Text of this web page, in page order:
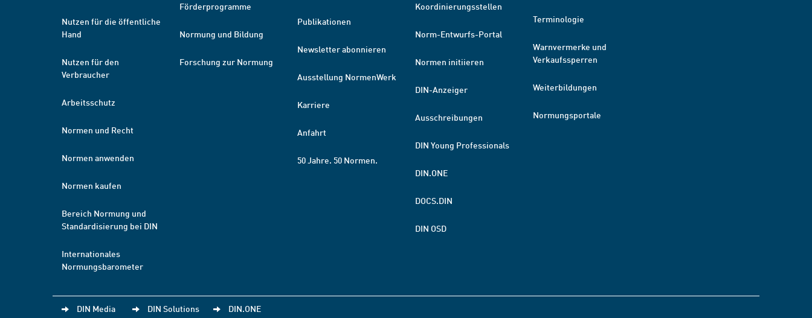
Nutzen für die öffentliche
Hand
Nutzen für den
Verbraucher
Arbeitsschutz
Normen und Recht
Normen anwenden
Normen kaufen
Bereich Normung und
Standardisierung bei DIN
Internationales
Normungsbarometer
Förderprogramme
Normung und Bildung
Forschung zur Normung
Publikationen
Newsletter abonnieren
Ausstellung NormenWerk
Karriere
Anfahrt
50 Jahre. 50 Normen.
Koordinierungsstellen
Norm-Entwurfs-Portal
Normen initiieren
DIN-Anzeiger
Ausschreibungen
DIN Young Professionals
DIN.ONE
DOCS.DIN
DIN OSD
Terminologie
Warnvermerke und
Verkaufssperren
Weiterbildungen
Normungsportale
DIN Media DIN Solutions DIN.ONE